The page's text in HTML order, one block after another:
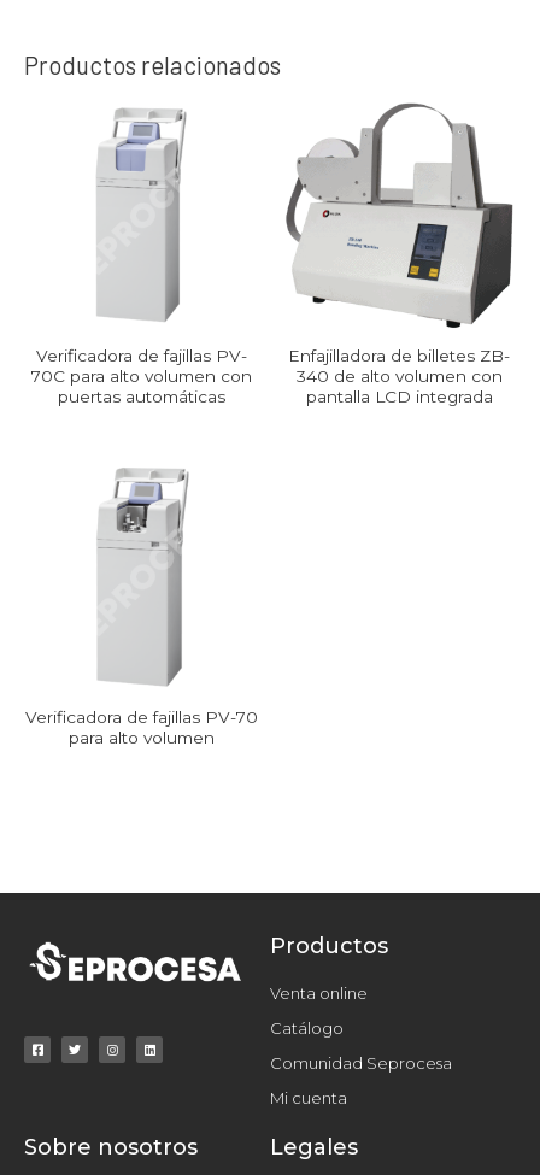
Productos relacionados
Verificadora de fajillas PV-
70C para alto volumen con
puertas automáticas
Enfajilladora de billetes ZB-
340 de alto volumen con
pantalla LCD integrada
Verificadora de fajillas PV-70
para alto volumen
Productos
Venta online
Catálogo
Comunidad Seprocesa
Mi cuenta
Sobre nosotros Legales